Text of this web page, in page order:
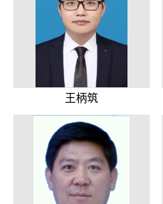
王柄筑